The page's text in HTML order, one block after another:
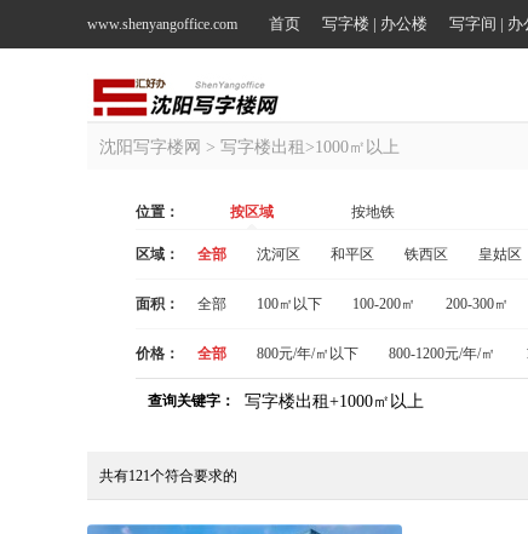
www.shenyangoffice.com 首页 写字楼 | 办公楼 写字间 | 办
沈阳写字楼网 > 写字楼出租>1000㎡以上
位置： 按区域 按地铁
区域： 全部 沈河区 和平区 铁西区 皇姑区
面积： 全部 100㎡以下 100-200㎡ 200-300㎡
价格： 全部 800元/年/㎡以下 800-1200元/年/㎡
查询关键字： 写字楼出租+1000㎡以上
共有121个符合要求的